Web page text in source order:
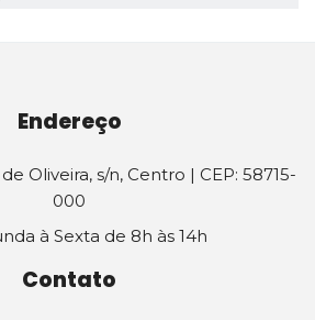
Endereço
Oliveira, s/n, Centro | CEP: 58715-
000
à Sexta de 8h às 14h
Contato